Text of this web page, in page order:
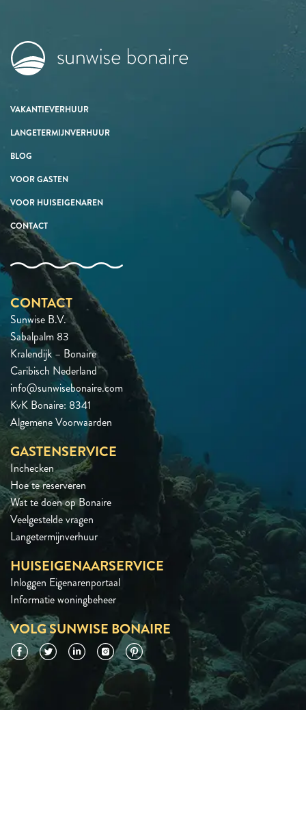
VAKANTIEVERHUUR
LANGETERMIJNVERHUUR
BLOG
VOOR GASTEN
VOOR HUISEIGENAREN
CONTACT
CONTACT
Sunwise B.V.
Sabalpalm 83
Kralendijk – Bonaire
Caribisch Nederland
info@sunwisebonaire.com
KvK Bonaire: 8341
Algemene Voorwaarden
GASTENSERVICE
Inchecken
Hoe te reserveren
Wat te doen op Bonaire
Veelgestelde vragen
Langetermijnverhuur
HUISEIGENAARSERVICE
Inloggen Eigenarenportaal
Informatie woningbeheer
VOLG SUNWISE BONAIRE